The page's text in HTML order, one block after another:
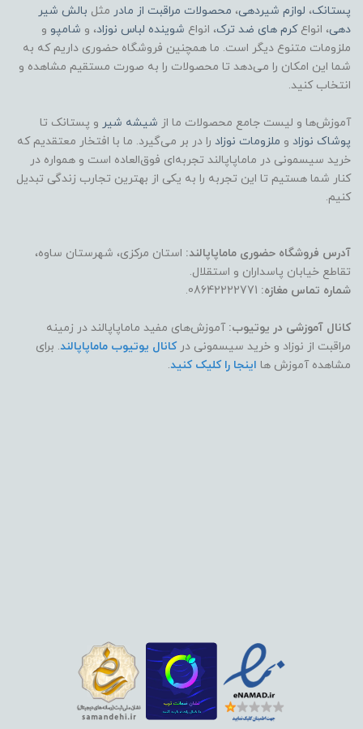
پستانک، لوازم شیردهی، محصولات مراقبت از مادر مثل بالش شیر
دهی، انواعکرم های ضد ترک، انواع شوینده لباس نوزاد، و شامپو و
ملزومات متنوع دیگر است. ما همچنین فروشگاه حضوری داریم که به
شما این امکان را می‌دهد تا محصولات را به صورت مستقیم مشاهده و
انتخاب کنید.
آموزش‌ها و لیست جامع محصولات ما از شیشه شیر و پستانک تا
پوشاک نوزاد و ملزومات نوزاد را در بر می‌گیرد. ما با افتخار معتقدیم که
خرید سیسمونی در ماماپاپالند تجربه‌ای فوق‌العاده است و همواره در
کنار شما هستیم تا این تجربه را به یکی از بهترین تجارب زندگی تبدیل
کنیم.
آدرس فروشگاه حضوری ماماپاپالند: استان مرکزی، شهرستان ساوه،
تقاطع خیابان پاسداران و استقلال.
شماره تماس مغازه:
کانال آموزشی در یوتیوب: آموزش‌های مفید ماماپاپالند در زمینه
مراقبت از نوزاد و خرید سیسمونی درکانال یوتیوب ماماپاپالند. برای
مشاهده آموزش ها اینجا را کلیک کنید.